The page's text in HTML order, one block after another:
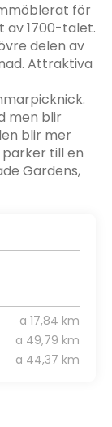
för
av 1700-talet.
delen av
Attraktiva
men blir
blir mer
till en
Gardens,
a 17,84 km
a 49,79 km
a 44,37 km